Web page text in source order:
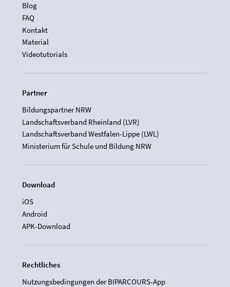
Blog
FAQ
Kontakt
Material
Videotutorials
Partner
Bildungspartner NRW
Landschaftsverband Rheinland (LVR)
Landschaftsverband Westfalen-Lippe (LWL)
Ministerium für Schule und Bildung NRW
Download
iOS
Android
APK-Download
Rechtliches
Nutzungsbedingungen der BIPARCOURS-App